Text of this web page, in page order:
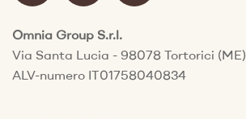
Omnia Group S.r.l.
Via Santa Lucia - 98078 Tortorici (ME)
ALV-numero IT01758040834